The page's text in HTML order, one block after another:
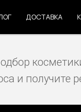
и получите
ДОСТАВКА